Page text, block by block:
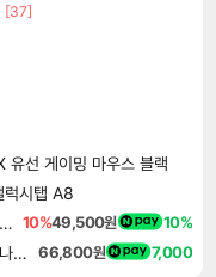
[37]
선 게이밍 마우스 블랙
시탭 A8
드래곤소드 어웨이크닝 디럭스 에디션 DragonSword Awakening Deluxe Edition 10%49,500원 10%
그랑블루 판타지 리링크 엔드리스 라그나로크 Granblue Fantasy Relink Endless Ragnarok 66,800원 7,000